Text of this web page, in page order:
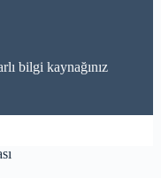
bilgi kaynağınız